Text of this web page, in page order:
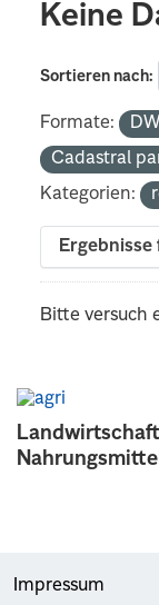
Keine
Sortieren nach
Formate:
Cadastral
Kategorien:
Bitte versuch
Impressum